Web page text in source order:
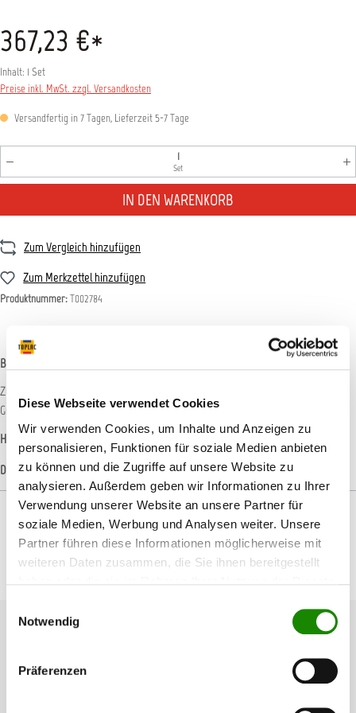
Diese Webseite verwendet Cookies
Wir verwenden Cookies, um Inhalte und Anzeigen zu
personalisieren, Funktionen für soziale Medien anbieten
zu können und die Zugriffe auf unsere Website zu
analysieren. Außerdem geben wir Informationen zu Ihrer
Verwendung unserer Website an unsere Partner für
soziale Medien, Werbung und Analysen weiter. Unsere
Partner führen diese Informationen möglicherweise mit
weiteren Daten zusammen, die Sie ihnen bereitgestellt
Notwendig
Präferenzen
367,23 €*
Inhalt: 1 Set
Preise inkl. MwSt. zzgl. Versandkosten
Versandfertig in 7 Tagen, Lieferzeit 5-7 Tage
Produkt Anzahl: Gib den gewünschten Wert ein oder
Set
IN DEN WARENKORB
Zum Vergleich hinzufügen
Zum Merkzettel hinzufügen
Produktnummer:T002784
Beschreibung
Zubehör für die Atemschutzhaube SATA air vision 5000. Der Regulator wird am
Gürtel befestigt und kann zur Erhöhung des Trage…
Hersteller-Informationen
Datenblätter